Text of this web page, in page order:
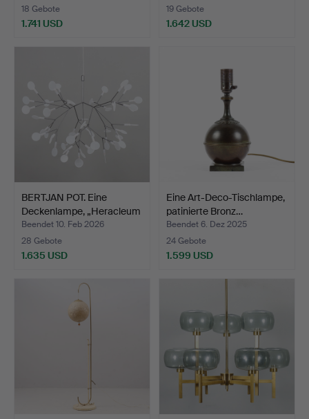
18 Gebote
1.741 USD
19 Gebote
1.642 USD
BERTJAN POT. Eine
Deckenlampe, „Heracleum
…
Beendet 10. Feb 2026
28 Gebote
1.635 USD
Eine Art-Deco-Tischlampe,
patinierte Bronz…
Beendet 6. Dez 2025
24 Gebote
1.599 USD